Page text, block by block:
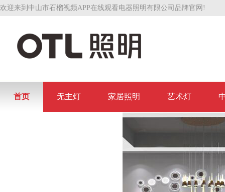
欢迎来到中山市石榴视频APP在线观看电器照明有限公司品牌官网!
首页 无主灯 家居照明 艺术灯